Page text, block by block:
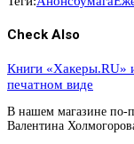
Check Also
Книги «Хакеры.RU»
печатном виде
В нашем магазине по-
Валентина